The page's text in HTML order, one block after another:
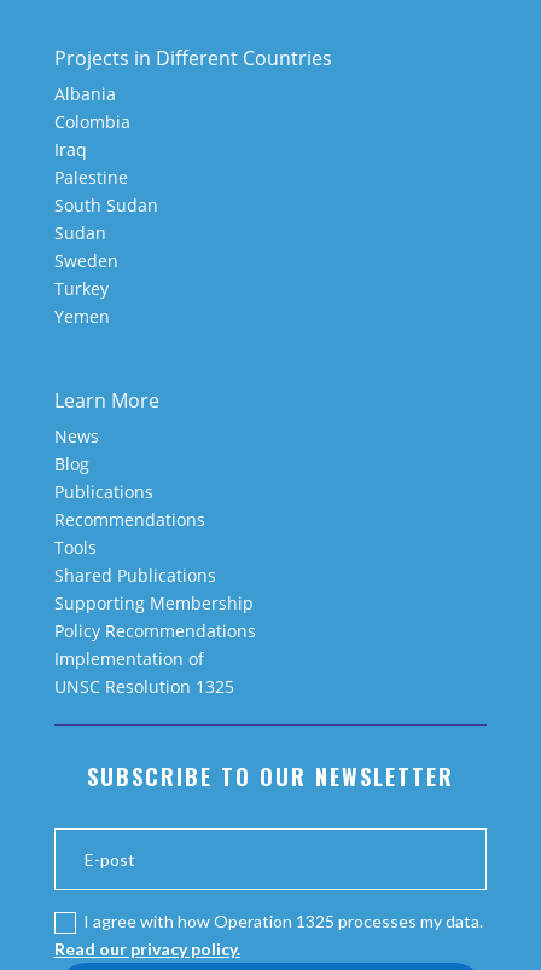
Projects in Different Countries
Albania
Colombia
Iraq
Palestine
South Sudan
Sudan
Sweden
Turkey
Yemen
Learn More
News
Blog
Publications
Recommendations
Tools
Shared Publications
Supporting Membership
Policy Recommendations
Implementation of
UNSC Resolution 1325
SUBSCRIBE TO OUR NEWSLETTER
I agree with how Operation 1325 processes my data.
Read our privacy policy.